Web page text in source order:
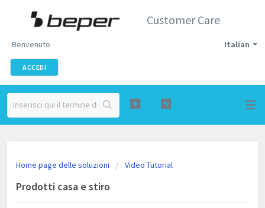
Customer Care
Italian
Benvenuto
ACCEDI
Home page delle soluzioni Video Tutorial
Prodotti casa e stiro